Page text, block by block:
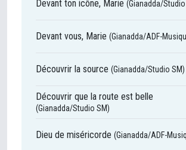
Devant ton icône, Marie (Gianadda/Studio
Devant vous, Marie (Gianadda/ADF-
Découvrir la source (Gianadda/Studio SM)
Découvrir que la route est belle
(Gianadda/Studio SM)
Dieu de miséricorde (Gianadda/ADF-